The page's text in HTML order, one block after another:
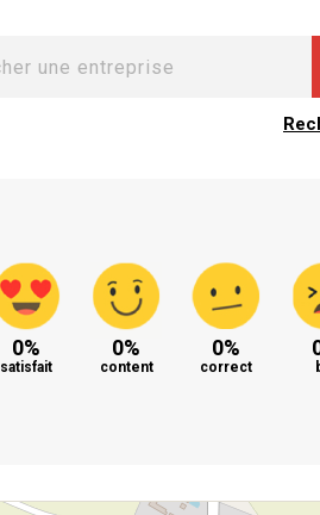
0%
satisfait
0%
content
0%
correct